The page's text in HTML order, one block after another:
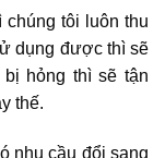
tôi luôn thu
dụng được thì sẽ
hỏng thì sẽ tận
thế.
nhu cầu đổi sang